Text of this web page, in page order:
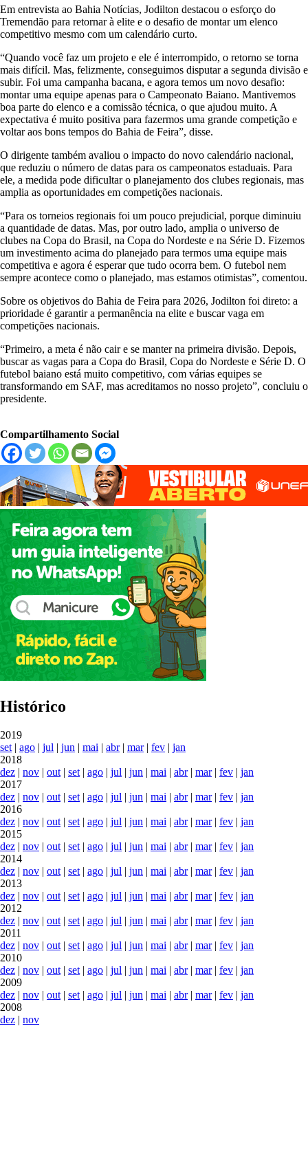
Em entrevista ao Bahia Notícias, Jodilton destacou o esforço do
Tremendão para retornar à elite e o desafio de montar um elenco
competitivo mesmo com um calendário curto.
“Quando você faz um projeto e ele é interrompido, o retorno se torna
mais difícil. Mas, felizmente, conseguimos disputar a segunda divisão e
subir. Foi uma campanha bacana, e agora temos um novo desafio:
montar uma equipe apenas para o Campeonato Baiano. Mantivemos
boa parte do elenco e a comissão técnica, o que ajudou muito. A
expectativa é muito positiva para fazermos uma grande competição e
voltar aos bons tempos do Bahia de Feira”, disse.
O dirigente também avaliou o impacto do novo calendário nacional,
que reduziu o número de datas para os campeonatos estaduais. Para
ele, a medida pode dificultar o planejamento dos clubes regionais, mas
amplia as oportunidades em competições nacionais.
“Para os torneios regionais foi um pouco prejudicial, porque diminuiu
a quantidade de datas. Mas, por outro lado, amplia o universo de
clubes na Copa do Brasil, na Copa do Nordeste e na Série D. Fizemos
um investimento acima do planejado para termos uma equipe mais
competitiva e agora é esperar que tudo ocorra bem. O futebol nem
sempre acontece como o planejado, mas estamos otimistas”, comentou.
Sobre os objetivos do Bahia de Feira para 2026, Jodilton foi direto: a
prioridade é garantir a permanência na elite e buscar vaga em
competições nacionais.
“Primeiro, a meta é não cair e se manter na primeira divisão. Depois,
buscar as vagas para a Copa do Brasil, Copa do Nordeste e Série D. O
futebol baiano está muito competitivo, com várias equipes se
transformando em SAF, mas acreditamos no nosso projeto”, concluiu o
presidente.
Compartilhamento Social
Histórico
2019
set| ago jul jun mai abr| mar| fev
jan
2018
dez
nov out| set| ago jul jun mai abr| mar| fev
jan
2017
dez
nov out| set| ago jul jun mai abr| mar| fev
jan
2016
dez
nov out| set| ago jul jun mai abr| mar| fev
jan
2015
dez
nov out| set| ago jul jun mai abr| mar| fev
jan
2014
dez
nov out| set| ago jul jun mai abr| mar| fev
jan
2013
dez
nov out| set| ago jul jun mai abr| mar| fev
jan
2012
dez
nov out| set| ago jul jun mai abr| mar| fev
jan
2011
dez
nov out| set| ago jul jun mai abr| mar| fev
jan
2010
dez
nov out| set| ago jul jun mai abr| mar| fev
jan
2009
dez
nov out| set| ago jul jun mai abr| mar| fev
jan
2008
dez
nov